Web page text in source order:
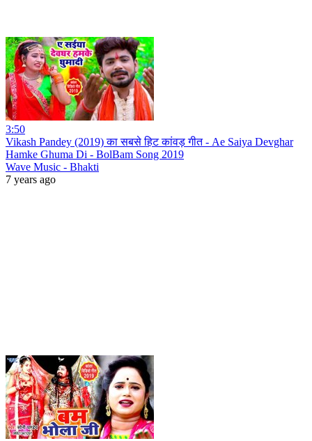
3:50
Vikash Pandey (2019) का सबसे हिट कांवड़ गीत - Ae Saiya Devghar
Hamke Ghuma Di - BolBam Song 2019
Wave Music - Bhakti
7 years ago